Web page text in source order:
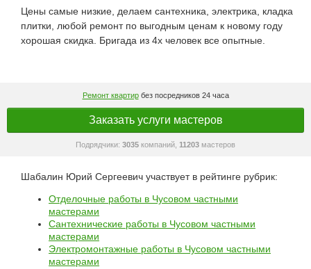
Цены самые низкие, делаем сантехника, электрика, кладка
плитки, любой ремонт по выгодным ценам к новому году
хорошая скидка. Бригада из 4х человек все опытные.
Ремонт квартирбез посредников 24 часа
Заказать услуги мастеров
Подрядчики: 3035 компаний, 11203 мастеров
Шабалин Юрий Сергеевич участвует в рейтинге рубрик:
Отделочные работы в Чусовом частными
мастерами
Сантехнические работы в Чусовом частными
мастерами
Электромонтажные работы в Чусовом частными
мастерами